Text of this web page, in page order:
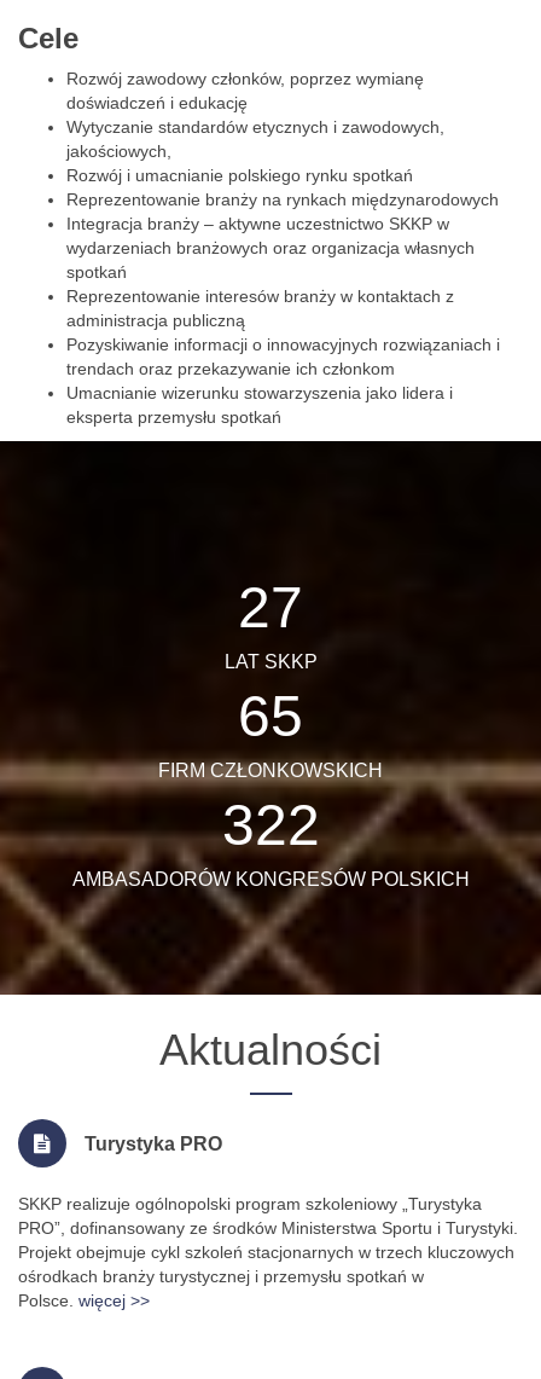
Cele
Rozwój zawodowy członków, poprzez wymianę
doświadczeń i edukację
Wytyczanie standardów etycznych i zawodowych,
jakościowych,
Rozwój i umacnianie polskiego rynku spotkań
Reprezentowanie branży na rynkach międzynarodowych
Integracja branży – aktywne uczestnictwo SKKP w
wydarzeniach branżowych oraz organizacja własnych
spotkań
Reprezentowanie interesów branży w kontaktach z
administracja publiczną
Pozyskiwanie informacji o innowacyjnych rozwiązaniach i
trendach oraz przekazywanie ich członkom
Umacnianie wizerunku stowarzyszenia jako lidera i
eksperta przemysłu spotkań
27
LAT SKKP
65
FIRM CZŁONKOWSKICH
322
AMBASADORÓW KONGRESÓW POLSKICH
Aktualności
Turystyka PRO
SKKP realizuje ogólnopolski program szkoleniowy „Turystyka
PRO”, dofinansowany ze środków Ministerstwa Sportu i Turystyki.
Projekt obejmuje cykl szkoleń stacjonarnych w trzech kluczowych
ośrodkach branży turystycznej i przemysłu spotkań w
Polsce. więcej >>